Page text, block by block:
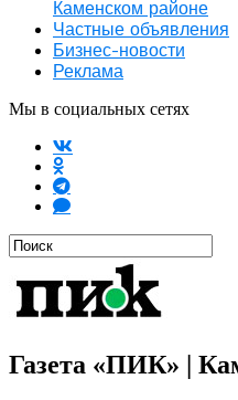
Каменском районе
Частные объявления
Бизнес-новости
Реклама
Мы в социальных сетях
Газета «ПИК» |